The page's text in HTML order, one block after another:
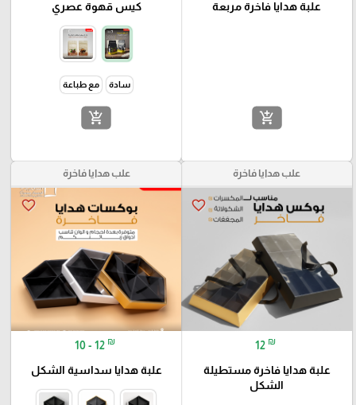
علبة هدايا فاخرة مربعة
add_shopping_cart
كيس قهوة عصري
سادة مع طباعة
add_shopping_cart
علب هدايا فاخرة
favorite_border
12 ₪
علبة هدايا فاخرة مستطيلة
الشكل
علب هدايا فاخرة
favorite_border
10 - 12 ₪
علبة هدايا سداسية الشكل